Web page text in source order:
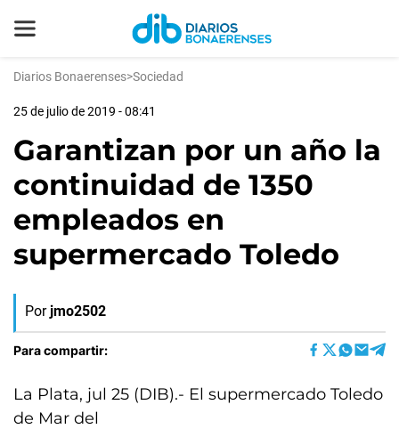
Diarios Bonaerenses>Sociedad
25 de julio de 2019 - 08:41
Garantizan por un año la
continuidad de 1350
empleados en
supermercado Toledo
Por jmo2502
Para compartir:
La Plata, jul 25 (DIB).- El supermercado Toledo
de Mar del